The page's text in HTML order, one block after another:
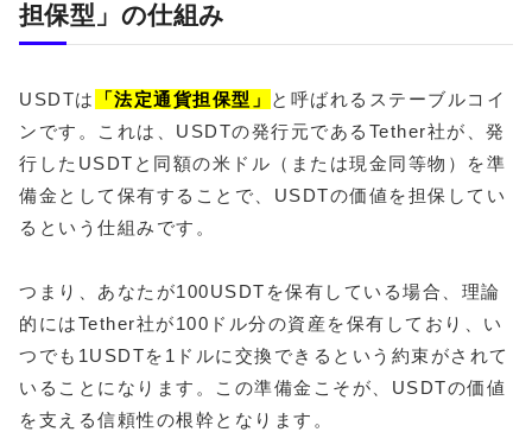
担保型」の仕組み
USDTは 「法定通貨担保型」
と呼ばれるステーブルコイ
ンです。これは、USDTの発行元であるTether社が、発
行したUSDTと同額の米ドル（または現金同等物）を準
備金として保有することで、USDTの価値を担保してい
るという仕組みです。
つまり、あなたが100USDTを保有している場合、理論
的にはTether社が100ドル分の資産を保有しており、い
つでも1USDTを1ドルに交換できるという約束がされて
いることになります。この準備金こそが、USDTの価値
を支える信頼性の根幹となります。